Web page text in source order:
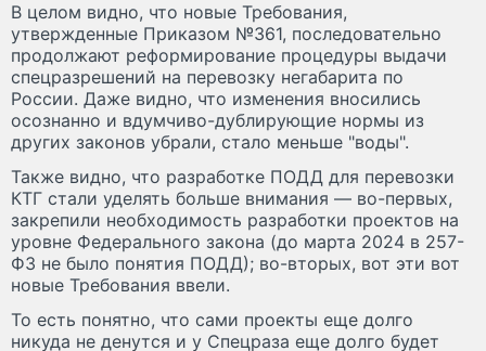
В целом видно, что новые Требования,
утвержденные Приказом №361, последовательно
продолжают реформирование процедуры выдачи
спецразрешений на перевозку негабарита по
России. Даже видно, что изменения вносились
осознанно и вдумчиво-дублирующие нормы из
других законов убрали, стало меньше "воды".
Также видно, что разработке ПОДД для перевозки
КТГ стали уделять больше внимания — во-первых,
закрепили необходимость разработки проектов на
уровне Федерального закона (до марта 2024 в 257-
ФЗ не было понятия ПОДД); во-вторых, вот эти вот
новые Требования ввели.
То есть понятно, что сами проекты еще долго
никуда не денутся и у Спецраза еще долго будет